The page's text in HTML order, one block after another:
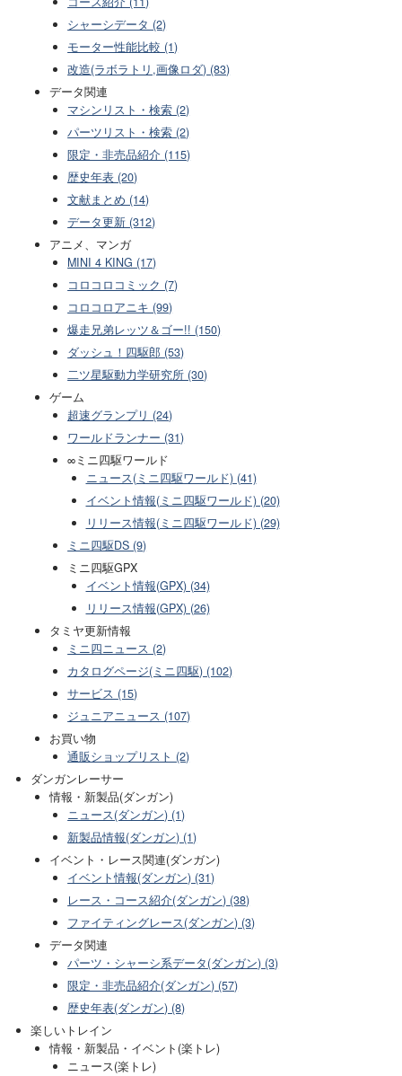
シャーシデータ (2)
モーター性能比較 (1)
改造(ラボラトリ,画像ロダ) (83)
データ関連
マシンリスト・検索 (2)
パーツリスト・検索 (2)
限定・非売品紹介 (115)
歴史年表 (20)
文献まとめ (14)
データ更新 (312)
アニメ、マンガ
MINI 4 KING (17)
コロコロコミック (7)
コロコロアニキ (99)
爆走兄弟レッツ＆ゴー!! (150)
ダッシュ！四駆郎 (53)
二ツ星駆動力学研究所 (30)
ゲーム
超速グランプリ (24)
ワールドランナー (31)
∞ミニ四駆ワールド
ニュース(ミニ四駆ワールド) (41)
イベント情報(ミニ四駆ワールド) (20)
リリース情報(ミニ四駆ワールド) (29)
ミニ四駆DS (9)
ミニ四駆GPX
イベント情報(GPX) (34)
リリース情報(GPX) (26)
タミヤ更新情報
ミニ四ニュース (2)
カタログページ(ミニ四駆) (102)
サービス (15)
ジュニアニュース (107)
お買い物
通販ショップリスト (2)
ダンガンレーサー
情報・新製品(ダンガン)
ニュース(ダンガン) (1)
新製品情報(ダンガン) (1)
イベント・レース関連(ダンガン)
イベント情報(ダンガン) (31)
レース・コース紹介(ダンガン) (38)
ファイティングレース(ダンガン) (3)
データ関連
パーツ・シャーシ系データ(ダンガン) (3)
限定・非売品紹介(ダンガン) (57)
歴史年表(ダンガン) (8)
楽しいトレイン
情報・新製品・イベント(楽トレ)
ニュース(楽トレ)